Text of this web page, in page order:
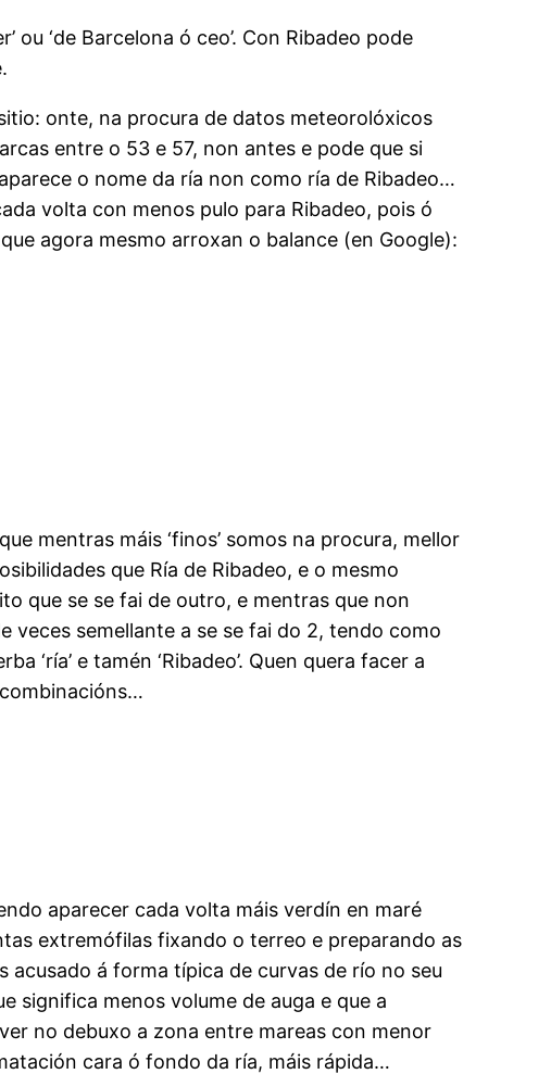
‘de Barcelona ó ceo’. Con Ribadeo pode
onte, na procura de datos meteorolóxicos
entre o 53 e 57, non antes e pode que si
o nome da ría non como ría de Ribadeo…
volta con menos pulo para Ribadeo, pois ó
agora mesmo arroxan o balance (en Google):
mentras máis ‘finos’ somos na procura, mellor
que Ría de Ribadeo, e o mesmo
que se se fai de outro, e mentras que non
veces semellante a se se fai do 2, tendo como
‘ría’ e tamén ‘Ribadeo’. Quen quera facer a
aparecer cada volta máis verdín en maré
extremófilas fixando o terreo e preparando as
acusado á forma típica de curvas de río no seu
significa menos volume de auga e que a
no debuxo a zona entre mareas con menor
cara ó fondo da ría, máis rápida…